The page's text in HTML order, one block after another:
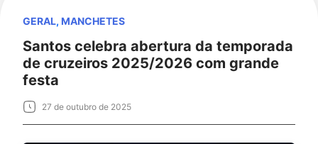
GERAL, MANCHETES
Santos celebra abertura da temporada
de cruzeiros 2025/2026 com grande
festa
27 de outubro de 2025